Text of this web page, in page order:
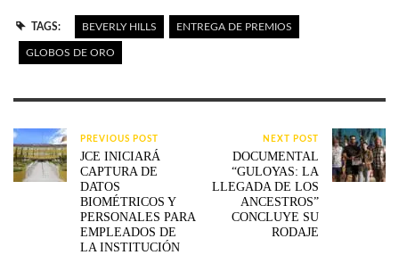
TAGS: BEVERLY HILLS ENTREGA DE PREMIOS
GLOBOS DE ORO
PREVIOUS POST
JCE INICIARÁ
CAPTURA DE
DATOS
BIOMÉTRICOS Y
PERSONALES PARA
EMPLEADOS DE
LA INSTITUCIÓN
NEXT POST
DOCUMENTAL
“GULOYAS: LA
LLEGADA DE LOS
ANCESTROS”
CONCLUYE SU
RODAJE